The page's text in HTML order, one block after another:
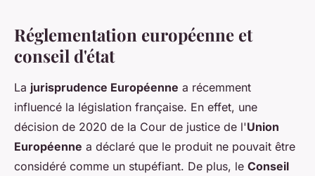
Réglementation européenne et
conseil d'état
La jurisprudence Européenne a récemment
influencé la législation française. En effet, une
décision de 2020 de la Cour de justice de l'Union
Européenne a déclaré que le produit ne pouvait être
considéré comme un stupéfiant. De plus, le Conseil